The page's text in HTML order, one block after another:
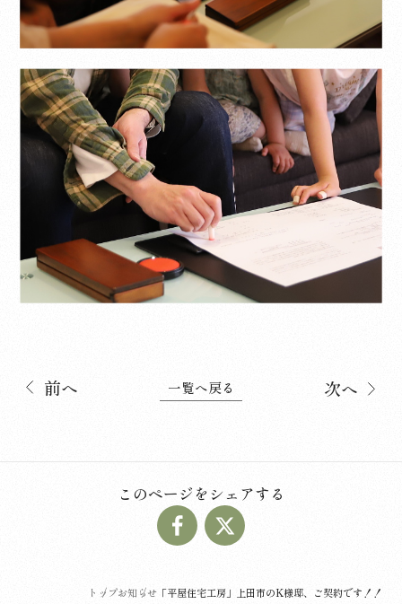
前へ 一覧へ戻る 次へ
このページをシェアする
トップお知らせ「平屋住宅工房」上田市のK様邸、ご契約です！！